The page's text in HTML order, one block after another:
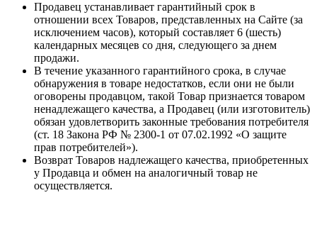
Продавец устанавливает гарантийный срок в
отношении всех Товаров, представленных на Сайте (за
исключением часов), который составляет 6 (шесть)
календарных месяцев со дня, следующего за днем
продажи.
В течение указанного гарантийного срока, в случае
обнаружения в товаре недостатков, если они не были
оговорены продавцом, такой Товар признается товаром
ненадлежащего качества, а Продавец (или изготовитель)
обязан удовлетворить законные требования потребителя
(ст. 18 Закона РФ № 2300-1 от 07.02.1992 «О защите
прав потребителей»).
Возврат Товаров надлежащего качества, приобретенных
у Продавца и обмен на аналогичный товар не
осуществляется.